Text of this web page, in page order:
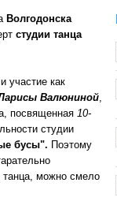
Волгодонска
студии танца
участие как
Валюниной,
посвященная 10-
студии
бусы". Поэтому
можно смело